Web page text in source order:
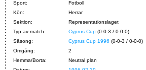
Sport:
Fotboll
Kön:
Herrar
Sektion:
Representationslaget
Typ av match:
Cyprus Cup (0-0-3 / 0-0-0)
Säsong:
Cyprus Cup 1996 (0-0-3 / 0-0-0)
Omgång:
2
Hemma/Borta:
Neutral plan